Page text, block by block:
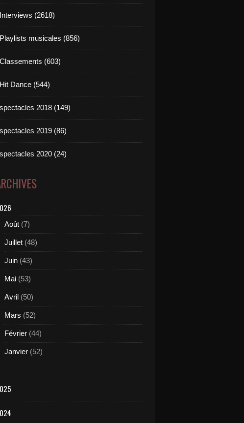
Pakito & Nito-Onna - Living On Video (All Tonight)
(2618)
musicales (856)
(603)
Dance (544)
2018 (149)
2019 (86)
2020 (24)
Août (7)
Juillet (48)
Juin (43)
Mai (53)
Avril (50)
Mars (52)
Février (44)
Janvier (52)